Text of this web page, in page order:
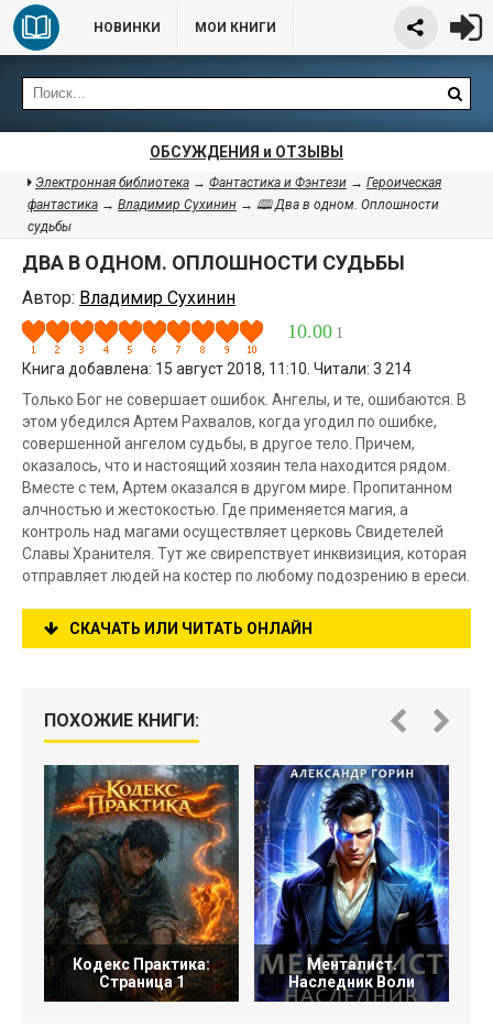
НОВИНКИ МОИ КНИГИ
ОБСУЖДЕНИЯ и ОТЗЫВЫ
Электронная библиотека → Фантастика и Фэнтези → Героическая
фантастика → Владимир Сухинин → 🕮 Два в одном. Оплошности
судьбы
ДВА В ОДНОМ. ОПЛОШНОСТИ СУДЬБЫ
Автор: Владимир Сухинин
10.00 1
Книга добавлена: 15 август 2018, 11:10. Читали: 3 214
Только Бог не совершает ошибок. Ангелы, и те, ошибаются. В
этом убедился Артем Рахвалов, когда угодил по ошибке,
совершенной ангелом судьбы, в другое тело. Причем,
оказалось, что и настоящий хозяин тела находится рядом.
Вместе с тем, Артем оказался в другом мире. Пропитанном
алчностью и жестокостью. Где применяется магия, а
контроль над магами осуществляет церковь Свидетелей
Славы Хранителя. Тут же свирепствует инквизиция, которая
отправляет людей на костер по любому подозрению в ереси.
СКАЧАТЬ ИЛИ ЧИТАТЬ ОНЛАЙН
ПОХОЖИЕ КНИГИ:
Кодекс Практика:
Страница 1
Менталист.
Наследник Воли